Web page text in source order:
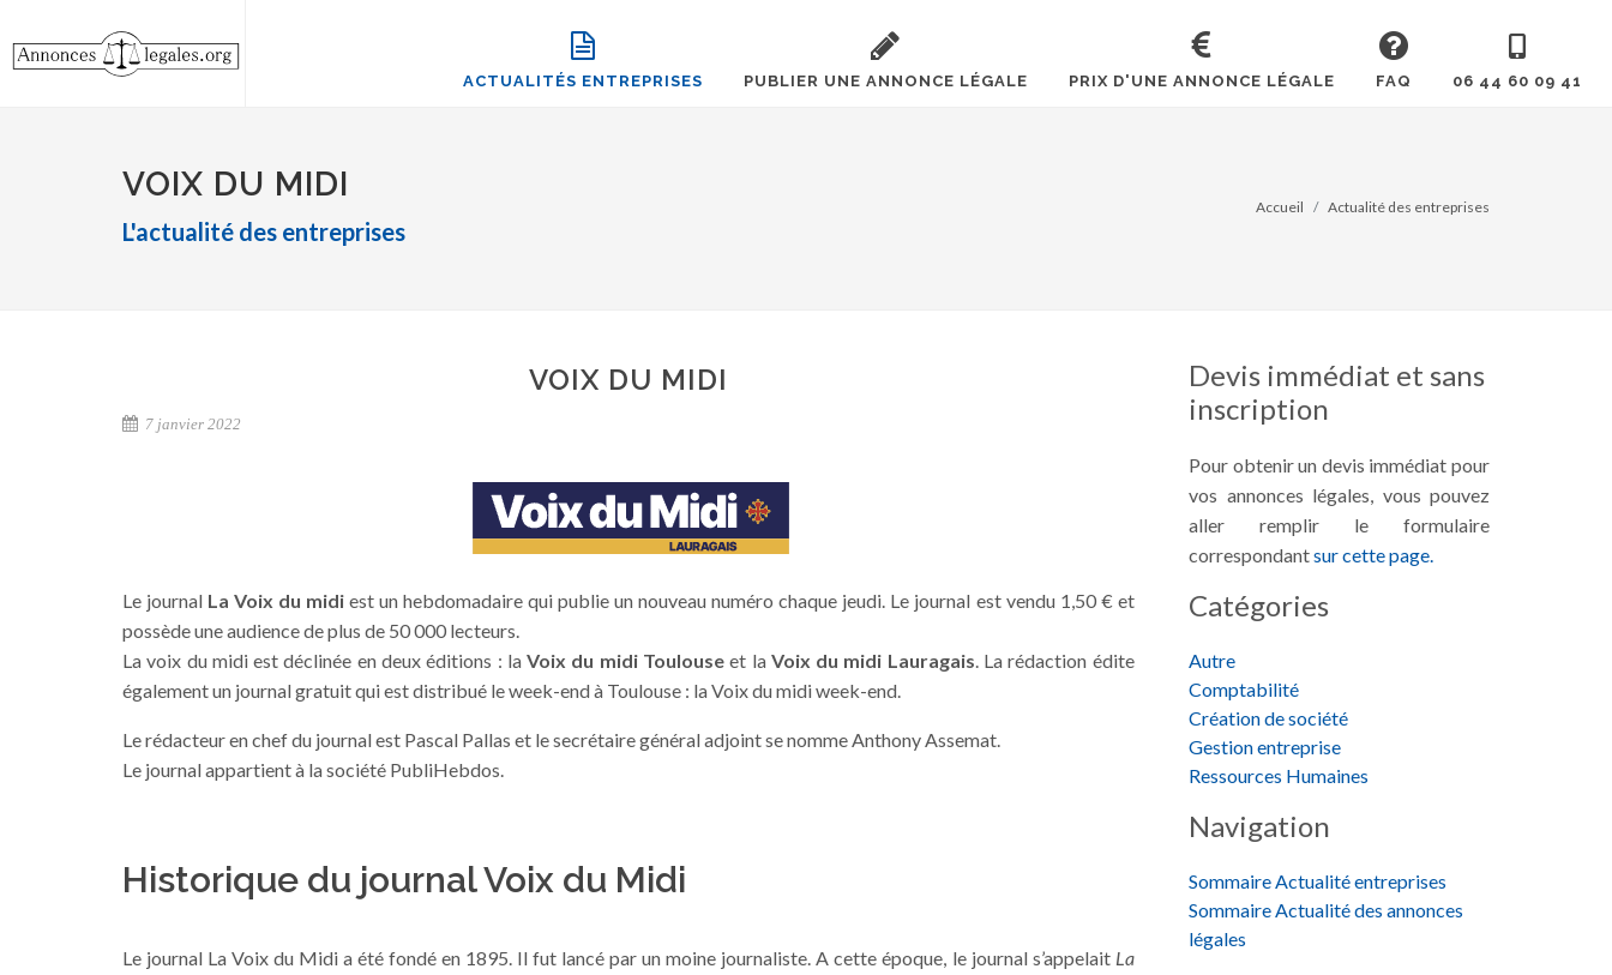
ACTUALITÉS ENTREPRISES PUBLIER UNE ANNONCE LÉGALE PRIX D'UNE ANNONCE LÉGALE FAQ 06 44 60 09 41
VOIX DU MIDI
L'actualité des entreprises
Accueil Actualité des entreprises
VOIX DU MIDI
7 janvier 2022
Le journal La Voix du midi est un hebdomadaire qui publie un nouveau numéro chaque jeudi. Le journal est vendu 1,50 € et
possède une audience de plus de 50 000 lecteurs.
La voix du midi est déclinée en deux éditions : laVoix du midi Toulouse et la Voix du midi Lauragais. La rédaction édite
également un journal gratuit qui est distribué le week-end à Toulouse : la Voix du midi week-end.
Le rédacteur en chef du journal est Pascal Pallas et le secrétaire général adjoint se nomme Anthony Assemat.
Le journal appartient à la société PubliHebdos.
Historique du journal Voix du Midi
Le journal La Voix du Midi a été fondé en 1895. Il fut lancé par un moine journaliste. A cette époque, le journal s’appelait La
Devis immédiat et sans
inscription
Pour obtenir un devis immédiat pour
vos annonces légales, vous pouvez
aller remplir le formulaire
correspondantsur cette page.
Catégories
Autre
Comptabilité
Création de société
Gestion entreprise
Ressources Humaines
Navigation
Sommaire Actualité entreprises
Sommaire Actualité des annonces
légales